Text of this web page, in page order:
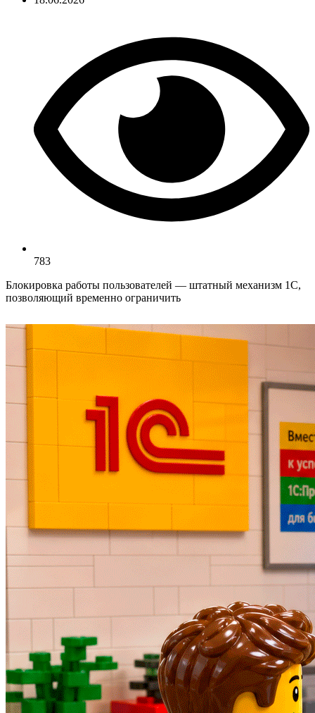
783
Блокировка работы пользователей — штатный механизм 1С,
позволяющий временно ограничить